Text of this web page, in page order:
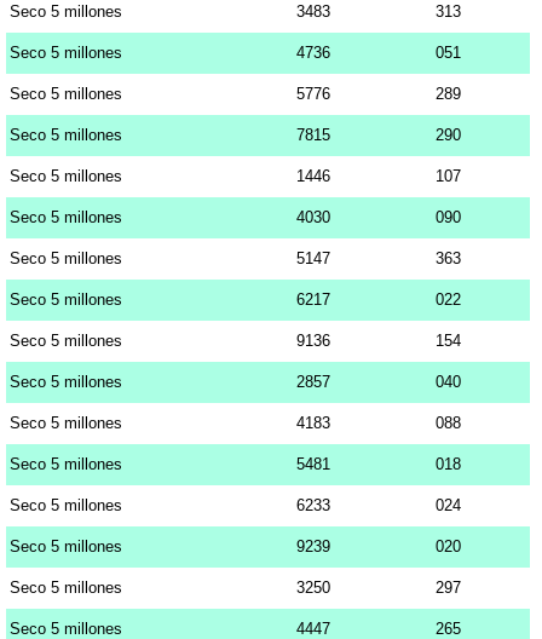
Seco 5 millones 3483 313
Seco 5 millones 4736 051
Seco 5 millones 5776 289
Seco 5 millones 7815 290
Seco 5 millones 1446 107
Seco 5 millones 4030 090
Seco 5 millones 5147 363
Seco 5 millones 6217 022
Seco 5 millones 9136 154
Seco 5 millones 2857 040
Seco 5 millones 4183 088
Seco 5 millones 5481 018
Seco 5 millones 6233 024
Seco 5 millones 9239 020
Seco 5 millones 3250 297
Seco 5 millones 4447 265